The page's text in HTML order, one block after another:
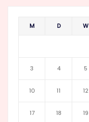
M D W
3 4 5
10 11 12
17 18 19